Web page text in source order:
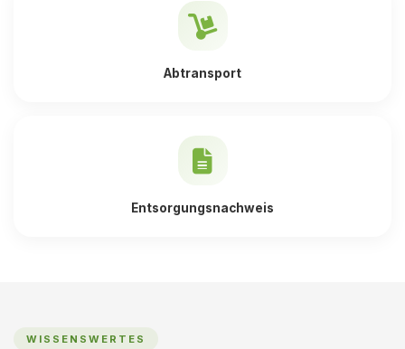
Abtransport
Entsorgungsnachweis
WISSENSWERTES